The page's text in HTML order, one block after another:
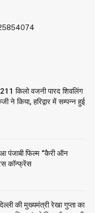
किलो वजनी पारद शिवलिंग
ने किया, हरिद्वार में सम्पन्न हुई
पंजाबी फिल्म “कैरी ऑन
कॉन्फ्रेंस
की मुख्यमंत्री रेखा गुप्ता का